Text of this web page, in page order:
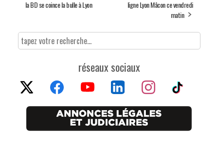
p
la BD se coince la bulle à Lyon
ligne Lyon Mâcon ce vendredi
matin
réseaux sociaux